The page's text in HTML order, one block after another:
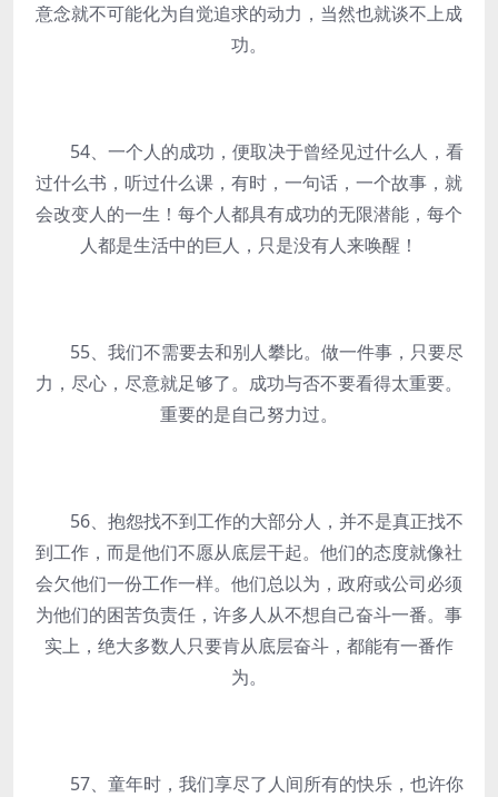
意念就不可能化为自觉追求的动力，当然也就谈不上成
功。
54、一个人的成功，便取决于曾经见过什么人，看
过什么书，听过什么课，有时，一句话，一个故事，就
会改变人的一生！每个人都具有成功的无限潜能，每个
人都是生活中的巨人，只是没有人来唤醒！
55、我们不需要去和别人攀比。做一件事，只要尽
力，尽心，尽意就足够了。成功与否不要看得太重要。
重要的是自己努力过。
56、抱怨找不到工作的大部分人，并不是真正找不
到工作，而是他们不愿从底层干起。他们的态度就像社
会欠他们一份工作一样。他们总以为，政府或公司必须
为他们的困苦负责任，许多人从不想自己奋斗一番。事
实上，绝大多数人只要肯从底层奋斗，都能有一番作
为。
57、童年时，我们享尽了人间所有的快乐，也许你